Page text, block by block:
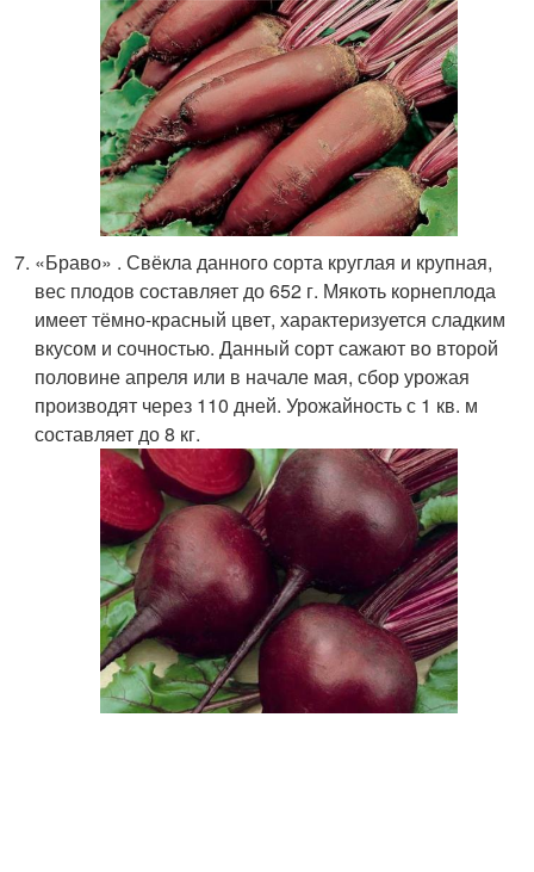
«Браво» . Свёкла данного сорта круглая и крупная,
вес плодов составляет до 652 г. Мякоть корнеплода
имеет тёмно-красный цвет, характеризуется сладким
вкусом и сочностью. Данный сорт сажают во второй
половине апреля или в начале мая, сбор урожая
производят через 110 дней. Урожайность с 1 кв. м
составляет до 8 кг.